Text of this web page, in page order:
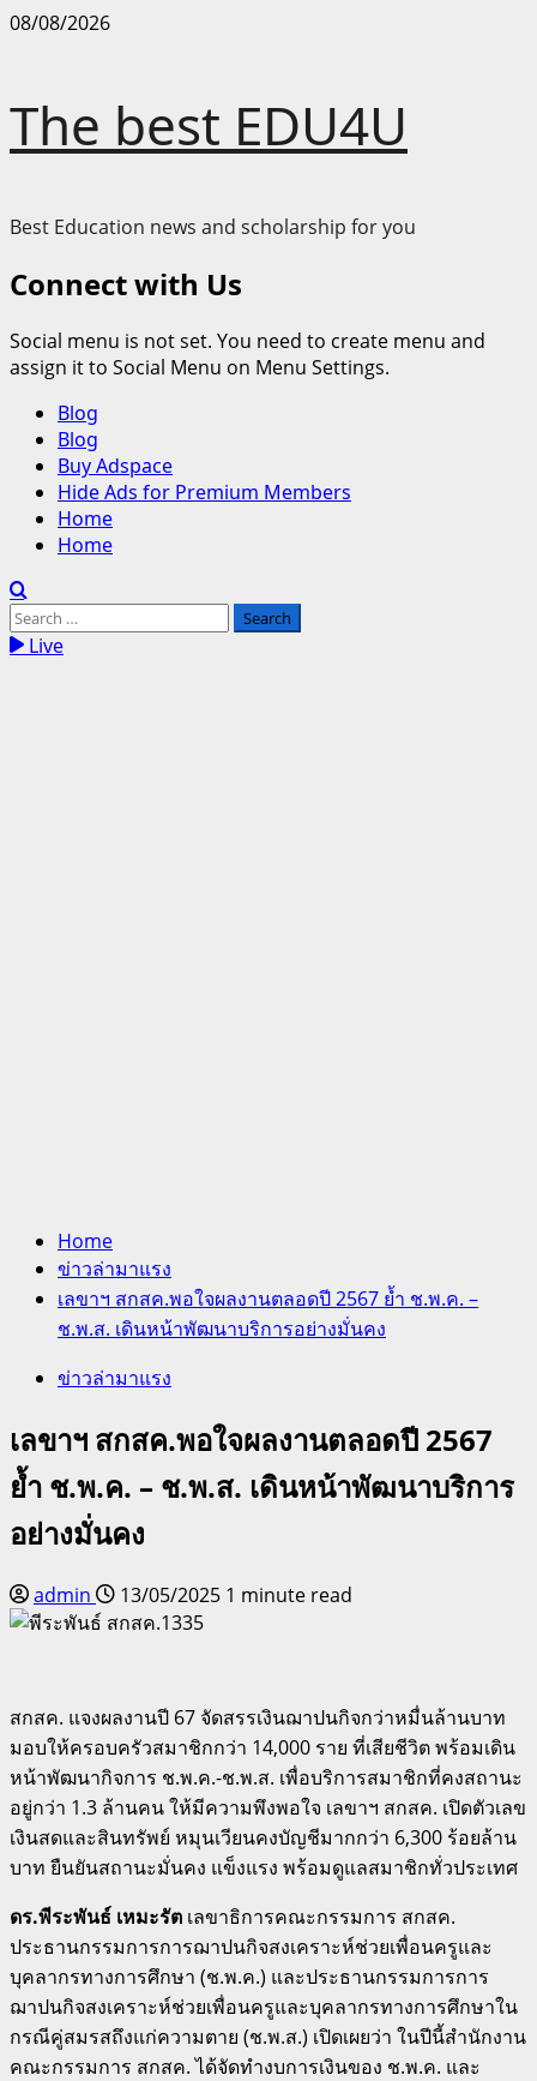
Skip
08/08/2026
The best EDU4U
Best Education news and scholarship for you
Connect with Us
Social menu is not set. You need to create menu and
assign it to Social Menu on Menu Settings.
Primary
Menu
Blog
Blog
Buy Adspace
Hide Ads for Premium Members
Home
Home
Search
for:Live
Home
ข่าวล่ามาแรง
เลขาฯ สกสค.พอใจผลงานตลอดปี 2567 ย้ำ ช.พ.ค. –
ช.พ.ส. เดินหน้าพัฒนาบริการอย่างมั่นคง
ข่าวล่ามาแรง
เลขาฯ สกสค.พอใจผลงานตลอดปี 2567
ย้ำ ช.พ.ค. – ช.พ.ส. เดินหน้าพัฒนาบริการ
อย่างมั่นคง
admin 13/05/2025 1 minute read
สกสค. แจงผลงานปี 67 จัดสรรเงินฌาปนกิจกว่าหมื่นล้านบาท
มอบให้ครอบครัวสมาชิกกว่า 14,000 ราย ที่เสียชีวิต พร้อมเดิน
หน้าพัฒนากิจการ ช.พ.ค.-ช.พ.ส. เพื่อบริการสมาชิกที่คงสถานะ
อยู่กว่า 1.3 ล้านคน ให้มีความพึงพอใจ เลขาฯ สกสค. เปิดตัวเลข
เงินสดและสินทรัพย์ หมุนเวียนคงบัญชีมากกว่า 6,300 ร้อยล้าน
บาท ยืนยันสถานะมั่นคง แข็งแรง พร้อมดูแลสมาชิกทั่วประเทศ
ดร.พีระพันธ์ เหมะรัต เลขาธิการคณะกรรมการ สกสค.
ประธานกรรมการการฌาปนกิจสงเคราะห์ช่วยเพื่อนครูและ
บุคลากรทางการศึกษา (ช.พ.ค.) และประธานกรรมการการ
ฌาปนกิจสงเคราะห์ช่วยเพื่อนครูและบุคลากรทางการศึกษาใน
กรณีคู่สมรสถึงแก่ความตาย (ช.พ.ส.) เปิดเผยว่า ในปีนี้สํานักงาน
คณะกรรมการ สกสค. ได้จัดทํางบการเงินของ ช.พ.ค. และ